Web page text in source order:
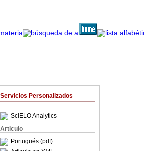
Servicios Personalizados
SciELO Analytics
Articulo
Portugués (pdf)